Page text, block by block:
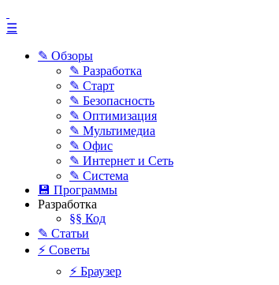
☰
✎ Обзоры
✎ Разработка
✎ Старт
✎ Безопасность
✎ Оптимизация
✎ Мультимедиа
✎ Офис
✎ Интернет и Сеть
✎ Система
💾 Программы
Разработка
§§ Код
✎ Статьи
⚡ Советы
⚡ Браузер